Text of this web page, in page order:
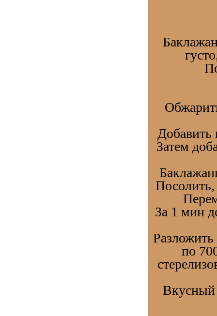
Затем
Посолить,
За 1 мин
по
Вкусный